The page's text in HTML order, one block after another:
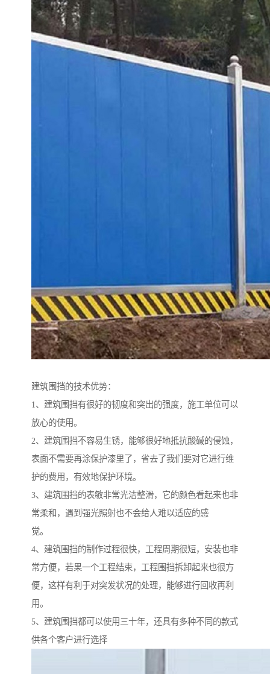
建筑围挡的技术优势：
1、建筑围挡有很好的韧度和突出的强度，施工单位可以
放心的使用。
2、建筑围挡不容易生锈，能够很好地抵抗酸碱的侵蚀，
表面不需要再涂保护漆里了，省去了我们要对它进行维
护的费用，有效地保护环境。
3、建筑围挡的表敏非常光洁整滑，它的颜色看起来也非
常柔和，遇到强光照射也不会给人难以适应的感
觉。
4、建筑围挡的制作过程很快，工程周期很短，安装也非
常方便，若果一个工程结束，工程围挡拆卸起来也很方
便，这样有利于对突发状况的处理，能够进行回收再利
用。
5、建筑围挡都可以使用三十年，还具有多种不同的款式
供各个客户进行选择